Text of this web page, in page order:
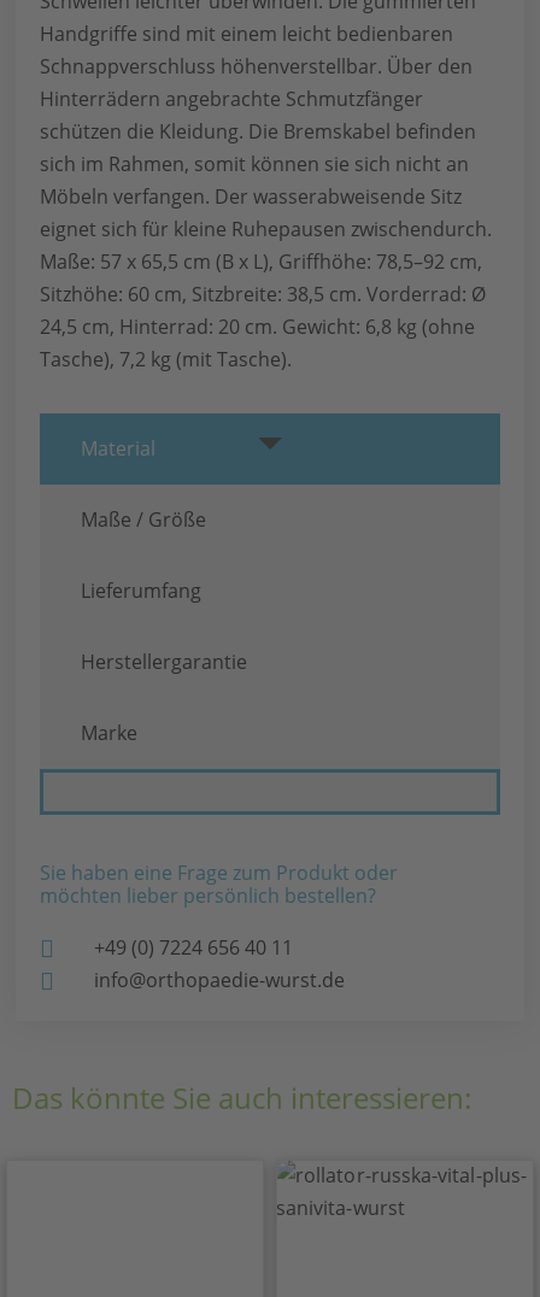
Handgriffe sind mit einem leicht bedienbaren
Schnappverschluss höhenverstellbar. Über den
Hinterrädern angebrachte Schmutzfänger
schützen die Kleidung. Die Bremskabel befinden
sich im Rahmen, somit können sie sich nicht an
Möbeln verfangen. Der wasserabweisende Sitz
eignet sich für kleine Ruhepausen zwischendurch.
Maße: 57 x 65,5 cm (B x L), Griffhöhe: 78,5–92 cm,
Sitzhöhe: 60 cm, Sitzbreite: 38,5 cm. Vorderrad: Ø
24,5 cm, Hinterrad: 20 cm. Gewicht: 6,8 kg (ohne
Tasche), 7,2 kg (mit Tasche).
Material
Maße / Größe
Lieferumfang
Herstellergarantie
Marke
Sie haben eine Frage zum Produkt oder
möchten lieber persönlich bestellen?
+49 (0) 7224 656 40 11
info@orthopaedie-wurst.de
Das könnte Sie auch interessieren: